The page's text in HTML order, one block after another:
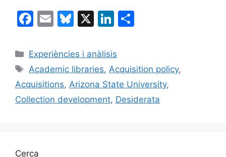
F
c
e
b
o
E
ai
l
Bl
e
s
k
y
X
Li
k
e
dI
n
p
ar
te
Categories
Experiències i anàlisis
Etiquetes
Academic libraries, Acquisition policy,
Acquisitions, Arizona State University,
Collection development, Desiderata
Cerca